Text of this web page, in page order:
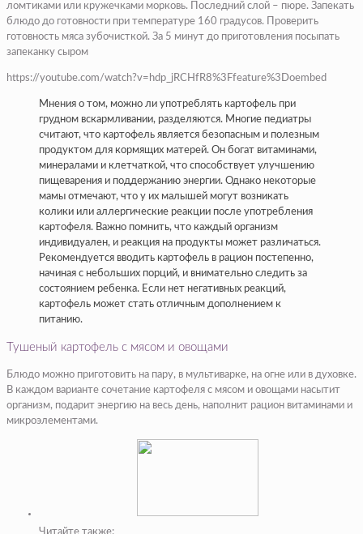
ломтиками или кружечками морковь. Последний слой – пюре. Запекать
блюдо до готовности при температуре 160 градусов. Проверить
готовность мяса зубочисткой. За 5 минут до приготовления посыпать
запеканку сыром
https://youtube.com/watch?v=hdp_jRCHfR8%3Ffeature%3Doembed
Мнения о том, можно ли употреблять картофель при
грудном вскармливании, разделяются. Многие педиатры
считают, что картофель является безопасным и полезным
продуктом для кормящих матерей. Он богат витаминами,
минералами и клетчаткой, что способствует улучшению
пищеварения и поддержанию энергии. Однако некоторые
мамы отмечают, что у их малышей могут возникать
колики или аллергические реакции после употребления
картофеля. Важно помнить, что каждый организм
индивидуален, и реакция на продукты может различаться.
Рекомендуется вводить картофель в рацион постепенно,
начиная с небольших порций, и внимательно следить за
состоянием ребенка. Если нет негативных реакций,
картофель может стать отличным дополнением к
питанию.
Тушеный картофель с мясом и овощами
Блюдо можно приготовить на пару, в мультиварке, на огне или в духовке.
В каждом варианте сочетание картофеля с мясом и овощами насытит
организм, подарит энергию на весь день, наполнит рацион витаминами и
микроэлементами.